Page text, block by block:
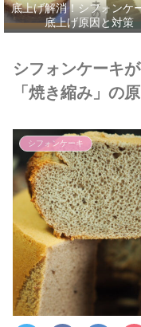
底上げ解消！シフォンケ
底上げ原因と対策
シフォンケーキ
「焼き縮み」の
シフォンケーキ